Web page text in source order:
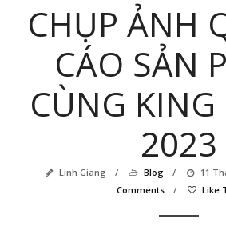
CHỤP ẢNH
CÁO SẢN
CÙNG
2023
Linh Giang / Blog / 11
Comments
/ Like